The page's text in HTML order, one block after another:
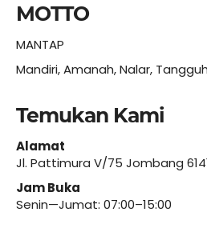
MOTTO
MANTAP
Mandiri, Amanah, Nalar,
Temukan Kami
Alamat
Jl. Pattimura V/75 Jombang
Jam Buka
Senin—Jumat: 07:00–15:00